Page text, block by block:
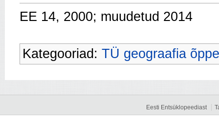
EE 14, 2000; muudetud 2014
Kategooriad: TÜ geograafia
Eesti Entsüklopeediast